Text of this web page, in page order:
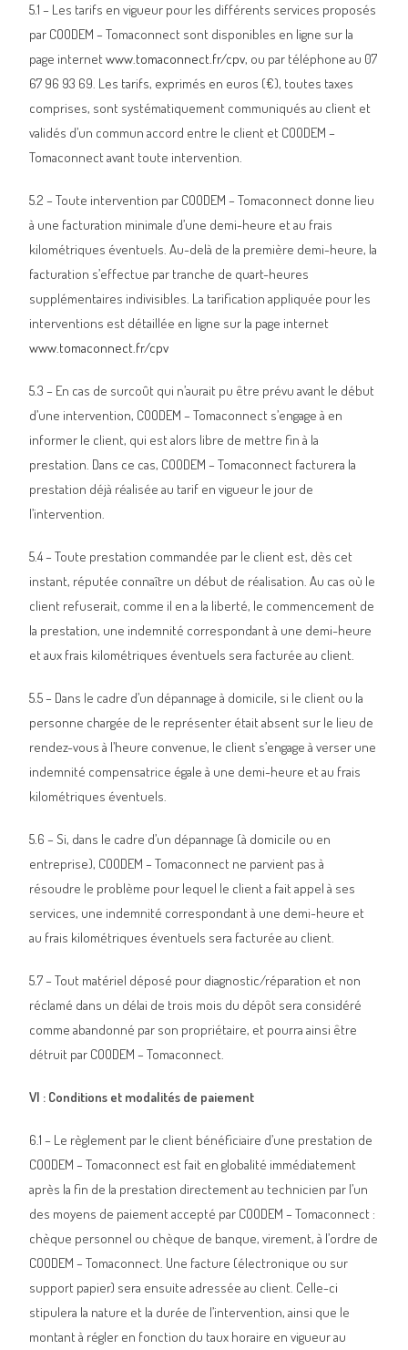
5.1 – Les tarifs en vigueur pour les différents services proposés
par COODEM – Tomaconnect sont disponibles en ligne sur la
page internetwww.tomaconnect.fr/cpv, ou par téléphone au 07
67 96 93 69. Les tarifs, exprimés en euros (€), toutes taxes
comprises, sont systématiquement communiqués au client et
validés d’un commun accord entre le client et COODEM –
Tomaconnect avant toute intervention.
5.2 – Toute intervention par COODEM – Tomaconnect donne lieu
à une facturation minimale d’une demi-heure et au frais
kilométriques éventuels. Au-delà de la première demi-heure, la
facturation s’effectue par tranche de quart-heures
supplémentaires indivisibles. La tarification appliquée pour les
interventions est détaillée en ligne sur la page internet
www.tomaconnect.fr/cpv
5.3 – En cas de surcoût qui n’aurait pu être prévu avant le début
d’une intervention, COODEM – Tomaconnect s’engage à en
informer le client, qui est alors libre de mettre fin à la
prestation. Dans ce cas, COODEM – Tomaconnect facturera la
prestation déjà réalisée au tarif en vigueur le jour de
l’intervention.
5.4 – Toute prestation commandée par le client est, dès cet
instant, réputée connaître un début de réalisation. Au cas où le
client refuserait, comme il en a la liberté, le commencement de
la prestation, une indemnité correspondant à une demi-heure
et aux frais kilométriques éventuels sera facturée au client.
5.5 – Dans le cadre d’un dépannage à domicile, si le client ou la
personne chargée de le représenter était absent sur le lieu de
rendez-vous à l’heure convenue, le client s’engage à verser une
indemnité compensatrice égale à une demi-heure et au frais
kilométriques éventuels.
5.6 – Si, dans le cadre d’un dépannage (à domicile ou en
entreprise), COODEM – Tomaconnect ne parvient pas à
résoudre le problème pour lequel le client a fait appel à ses
services, une indemnité correspondant à une demi-heure et
au frais kilométriques éventuels sera facturée au client.
5.7 – Tout matériel déposé pour diagnostic/réparation et non
réclamé dans un délai de trois mois du dépôt sera considéré
comme abandonné par son propriétaire, et pourra ainsi être
détruit par COODEM – Tomaconnect.
VI : Conditions et modalités de paiement
6.1 – Le règlement par le client bénéficiaire d’une prestation de
COODEM – Tomaconnect est fait en globalité immédiatement
après la fin de la prestation directement au technicien par l’un
des moyens de paiement accepté par COODEM – Tomaconnect :
chèque personnel ou chèque de banque, virement, à l’ordre de
COODEM – Tomaconnect. Une facture (électronique ou sur
support papier) sera ensuite adressée au client. Celle-ci
stipulera la nature et la durée de l’intervention, ainsi que le
montant à régler en fonction du taux horaire en vigueur au